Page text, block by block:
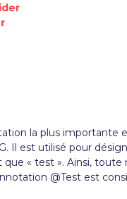
la plus importante
Il est utilisé pour
« test ». Ainsi, toute
@Test est